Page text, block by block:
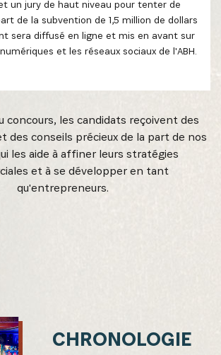
un jury de haut niveau pour tenter de
de la subvention de 1,5 million de dollars
sera diffusé en ligne et mis en avant sur
et les réseaux sociaux de l'ABH.
concours, les candidats reçoivent des
des conseils précieux de la part de nos
les aide à affiner leurs stratégies
et à se développer en tant
qu'entrepreneurs.
CHRONOLOGIE